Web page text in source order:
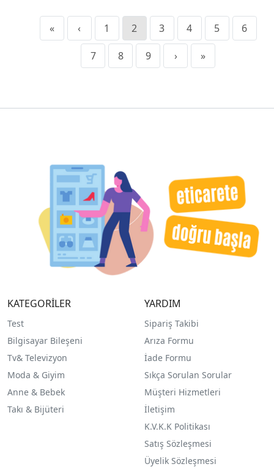
« ‹ 1 2 3 4 5 6
7 8 9 › »
KATEGORİLER
Test
Bilgisayar Bileşeni
Tv& Televizyon
Moda & Giyim
Anne & Bebek
Takı & Bijüteri
YARDIM
Sipariş Takibi
Arıza Formu
İade Formu
Sıkça Sorulan Sorular
Müşteri Hizmetleri
İletişim
K.V.K.K Politikası
Satış Sözleşmesi
Üyelik Sözleşmesi